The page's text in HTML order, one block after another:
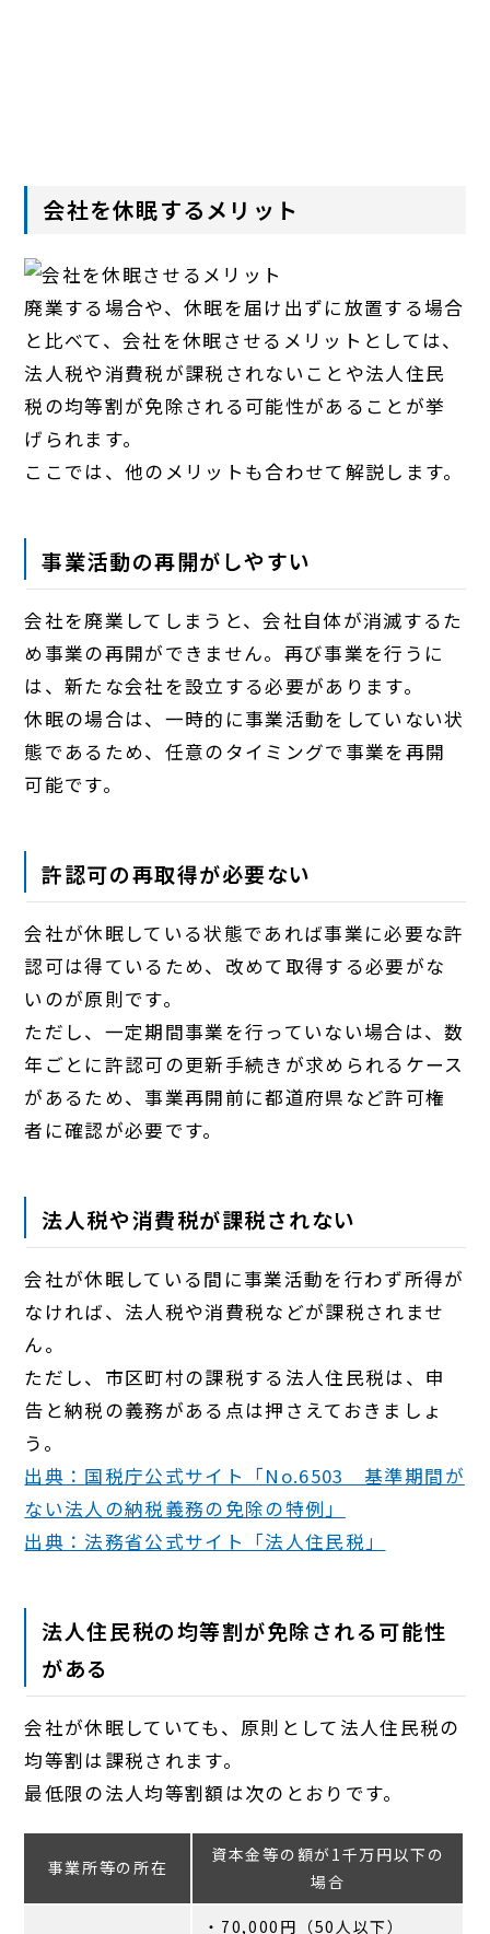
会社を休眠するメリット
廃業する場合や、休眠を届け出ずに放置する場合
と比べて、会社を休眠させるメリットとしては、
法人税や消費税が課税されないことや法人住民
税の均等割が免除される可能性があることが挙
げられます。
ここでは、他のメリットも合わせて解説します。
事業活動の再開がしやすい
会社を廃業してしまうと、会社自体が消滅するた
め事業の再開ができません。再び事業を行うに
は、新たな会社を設立する必要があります。
休眠の場合は、一時的に事業活動をしていない状
態であるため、任意のタイミングで事業を再開
可能です。
許認可の再取得が必要ない
会社が休眠している状態であれば事業に必要な許
認可は得ているため、改めて取得する必要がな
いのが原則です。
ただし、一定期間事業を行っていない場合は、数
年ごとに許認可の更新手続きが求められるケース
があるため、事業再開前に都道府県など許可権
者に確認が必要です。
法人税や消費税が課税されない
会社が休眠している間に事業活動を行わず所得が
なければ、法人税や消費税などが課税されませ
ん。
ただし、市区町村の課税する法人住民税は、申
告と納税の義務がある点は押さえておきましょ
う。
出典：国税庁公式サイト「No.6503 基準期間が
ない法人の納税義務の免除の特例」
出典：法務省公式サイト「法人住民税」
法人住民税の均等割が免除される可能性
がある
会社が休眠していても、原則として法人住民税の
均等割は課税されます。
最低限の法人均等割額は次のとおりです。
事業所等の所在
資本金等の額が1千万円以下の
場合
・70,000円（50人以下）